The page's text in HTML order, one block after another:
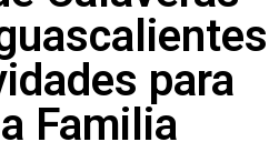
para
Familia